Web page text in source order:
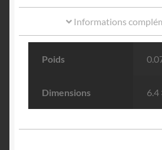
Informations
Poids
Dimensions 6.4